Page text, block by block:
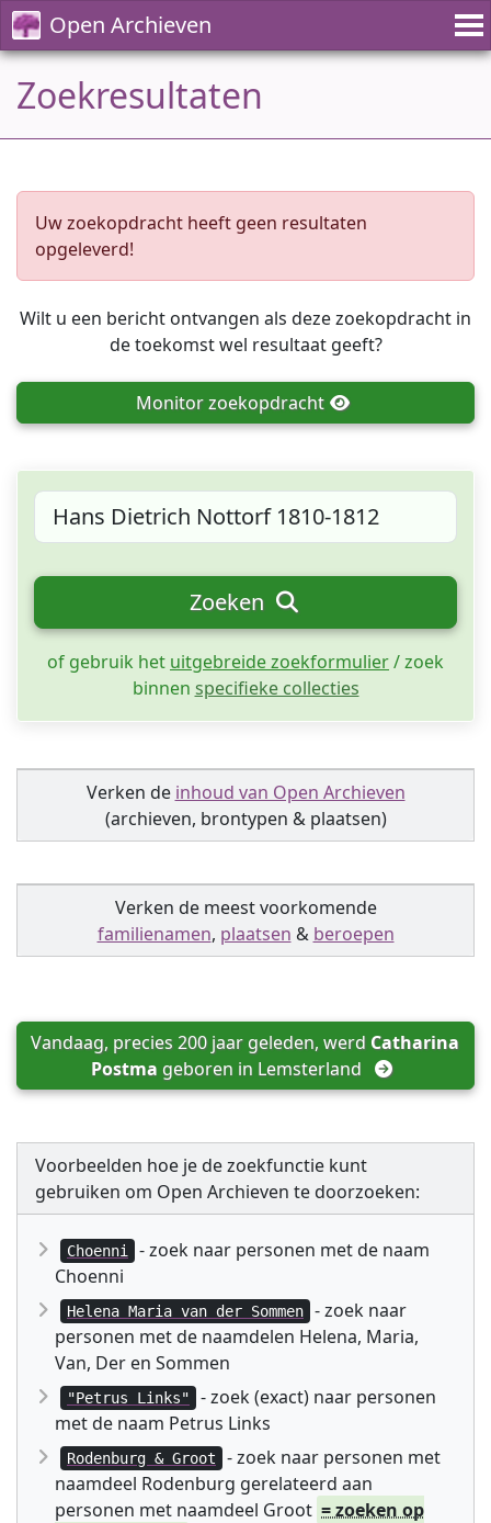
Open Archieven
Zoekresultaten
Uw zoekopdracht heeft geen resultaten
opgeleverd!
Wilt u een bericht ontvangen als deze zoekopdracht in
de toekomst wel resultaat geeft?
Monitorzoekopdracht
Zoeken
of gebruik het uitgebreide zoekformulier/ zoek
binnen specifieke collecties
Verken de inhoud van Open Archieven
(archieven, brontypen & plaatsen)
Verken de meest voorkomende
familienamen, plaatsen & beroepen
Vandaag, precies 200 jaar geleden, werd Catharina
Postma geboren in Lemsterland
Voorbeelden hoe je de zoekfunctie kunt
gebruiken om Open Archieven te doorzoeken:
Choenni
- zoek naar personen met de naam
Choenni
Helena Maria van der Sommen
- zoek naar
personen met de naamdelen Helena, Maria,
Van, Der en Sommen
"Petrus Links"
- zoek (exact) naar personen
met de naam Petrus Links
Rodenburg & Groot
- zoek naar personen met
naamdeel Rodenburg gerelateerd aan
personen met naamdeel Groot = zoeken op